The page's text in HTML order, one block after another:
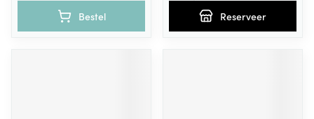
Bestel Reserveer